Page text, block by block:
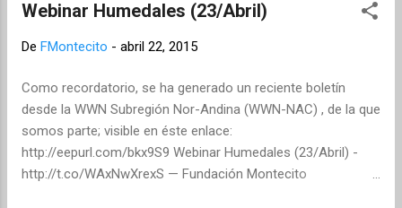
comprensión de dirigentes locales y ciudadanos en general,
comprensión común, desde lo básico (qué es el medio
ambiental integral de nuestra ciudad y provincia, y desde allí
poder abordar de mejor forma las soluciones que requiere
nuestra región. Porque, a juzgar por lo visto , no lo hemos
comprendido, ni en sociedad ni de...
Webinar Humedales (23/Abril)
De FMontecito - abril 22, 2015
Como recordatorio, se ha generado un reciente boletín
desde la WWN Subregión Nor-Andina (WWN-NAC) , de la que
somos parte; visible en éste enlace:
http://eepurl.com/bkx9S9 Webinar Humedales (23/Abril) -
http://t.co/WAxNwXrexS — Fundación Montecito